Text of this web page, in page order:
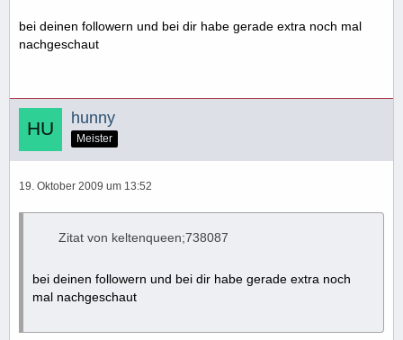
bei deinen followern und bei dir habe gerade extra noch mal
nachgeschaut
hunny
Meister
19. Oktober 2009 um 13:52
Zitat von keltenqueen;738087
bei deinen followern und bei dir habe gerade extra noch
mal nachgeschaut